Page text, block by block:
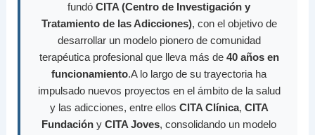
fundó CITA (Centro de Investigación y
Tratamiento de las Adicciones), con el objetivo de
desarrollar un modelo pionero de comunidad
terapéutica profesional que lleva más de 40 años en
funcionamiento.A lo largo de su trayectoria ha
impulsado nuevos proyectos en el ámbito de la salud
y las adicciones, entre ellos CITA Clínica, CITA
Fundación y CITA Joves, consolidando un modelo